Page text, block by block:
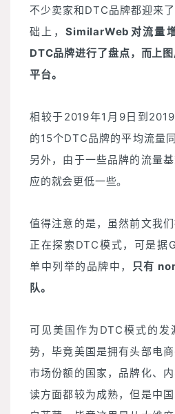
不少卖家和DTC品牌都迎来
础上，SimilarWeb对流量
DTC品牌进行了盘点，而上
平台。
相较于2019年1月9日到
的15个DTC品牌的平均流量
另外，由于一些品牌的流量
应的就会更低一些。
值得注意的是，虽然前文我
正在探索DTC模式，可是据
单中列举的品牌中，
只有
队。
可见美国作为DTC模式的发
势，毕竟美国是拥有头部电
市场份额的国家，品牌化、
读方面都较为成熟，但是中